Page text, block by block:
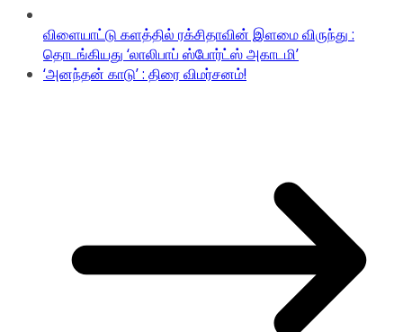
விளையாட்டு களத்தில் ரக்சிதாவின் இளமை விருந்து :
தொடங்கியது ‘லாலிபாப் ஸ்போர்ட்ஸ் அகாடமி’
‘அனந்தன் காடு’ : திரை விமர்சனம்!